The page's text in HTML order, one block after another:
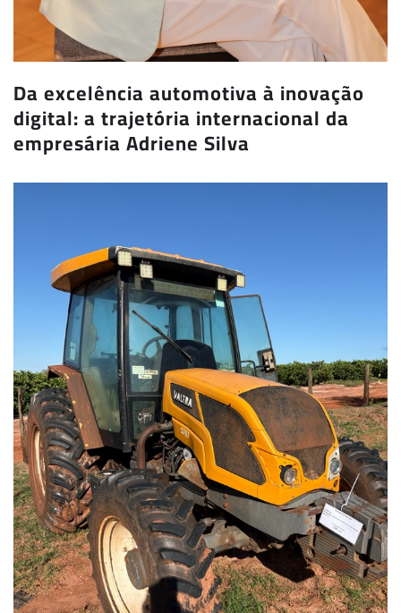
Da excelência automotiva à inovação
digital: a trajetória internacional da
empresária Adriene Silva